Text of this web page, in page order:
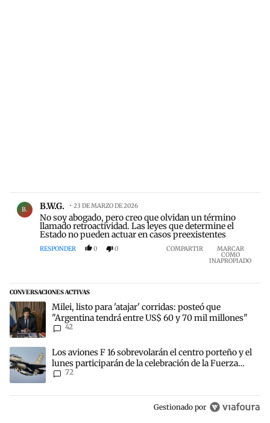
Comentario de B.W.G. .
B. B.W.G. 23 DE MARZO DE 2026
No soy abogado, pero creo que olvidan un término
llamado retroactividad. Las leyes que determine el
Estado no pueden actuar en casos preexistentes
RESPONDER 0 0 COMPARTIR MARCAR
COMO
INAPROPIADO
CONVERSACIONES ACTIVAS
Este listado muestra los artículos con más comentarios en los
Un artículo de tendencia con el título "Milei, listo para 'atajar'
Milei, listo para 'atajar' corridas: posteó que
"Argentina tendrá entre US$ 60 y 70 mil millones"
42
Un artículo de tendencia con el título "Los aviones F 16
Los aviones F 16 sobrevolarán el centro porteño y el
lunes participarán de la celebración de la Fuerza
Aérea
72
Gestionado por